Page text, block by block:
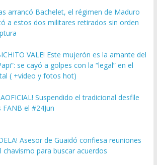
arrancó Bachelet, el régimen de Maduro
a estos dos militares retirados sin orden
VALE! Este mujerón es la amante del
se cayó a golpes con la “legal” en el
( +video y fotos hot)
Suspendido el tradicional desfile
FANB el #24Jun
Asesor de Guaidó confiesa reuniones
chavismo para buscar acuerdos